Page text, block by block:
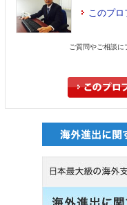
このプロ
ご質問やご相談に